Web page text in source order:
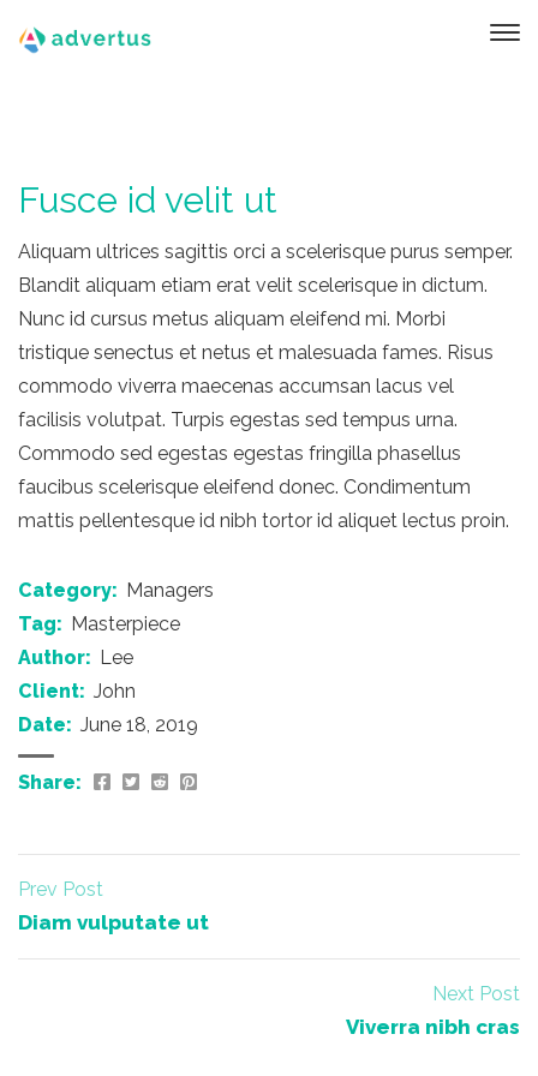
Fusce id velit ut
Aliquam ultrices sagittis orci a scelerisque purus semper.
Blandit aliquam etiam erat velit scelerisque in dictum.
Nunc id cursus metus aliquam eleifend mi. Morbi
tristique senectus et netus et malesuada fames. Risus
commodo viverra maecenas accumsan lacus vel
facilisis volutpat. Turpis egestas sed tempus urna.
Commodo sed egestas egestas fringilla phasellus
faucibus scelerisque eleifend donec. Condimentum
mattis pellentesque id nibh tortor id aliquet lectus proin.
Category: Managers
Tag: Masterpiece
Author: Lee
Client: John
Date: June 18, 2019
Share:
Prev Post
Diam vulputate ut
Next Post
Viverra nibh cras